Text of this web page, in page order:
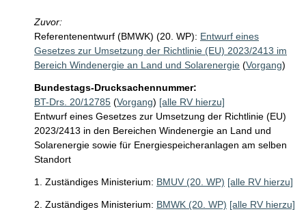
Zuvor:
Referentenentwurf (BMWK) (20. WP): Entwurf eines
Gesetzes zur Umsetzung der Richtlinie (EU) 2023/2413 im
Bereich Windenergie an Land und Solarenergie (Vorgang)
Bundestags-Drucksachennummer:
BT-Drs. 20/12785 (Vorgang) [alle RV hierzu]
Entwurf eines Gesetzes zur Umsetzung der Richtlinie (EU)
2023/2413 in den Bereichen Windenergie an Land und
Solarenergie sowie für Energiespeicheranlagen am selben
Standort
1. Zuständiges Ministerium: BMUV (20. WP) [alle RV hierzu]
2. Zuständiges Ministerium: BMWK (20. WP) [alle RV hierzu]